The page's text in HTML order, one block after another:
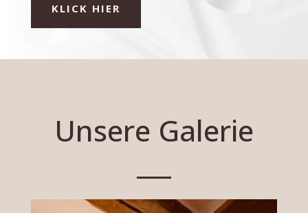
KLICK HIER
Unsere Galerie